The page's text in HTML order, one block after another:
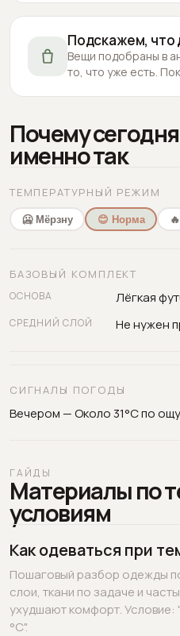
Подскажем, что
Вещи подобраны в
то, что уже есть.
Почему
именно так
ТЕМПЕРАТУРНЫЙ РЕЖИМ
🥶 Мёрзну 😊 Норма
БАЗОВЫЙ КОМПЛЕКТ
ОСНОВА Лёгкая
СРЕДНИЙ СЛОЙ Не нужен
СИГНАЛЫ ПОГОДЫ
Вечером — Около 31°C по
ГАЙДЫ
Материалы по
условиям
Как одеваться при
Пошаговый разбор одежды
слои, ткани по задаче и
ухудшают комфорт. Условие:
°C".